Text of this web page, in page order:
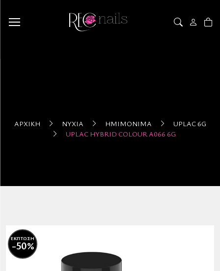
ΑΡΧΙΚΉ ΝΎΧΙΑ ΗΜΙΜΌΝΙΜΑ
UPLAC 6G
UPLAC HYBRID COLOUR A066 6G
ΕΚΠΤΩΣΗ
-50%